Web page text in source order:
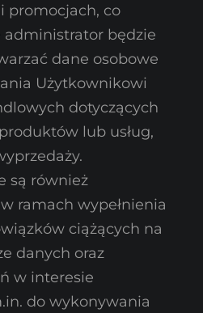
promocjach, co
administrator będzie
dane osobowe
Użytkownikowi
dotyczących
lub usług,
są również
ramach wypełnienia
ciążących na
danych oraz
w interesie
do wykonywania